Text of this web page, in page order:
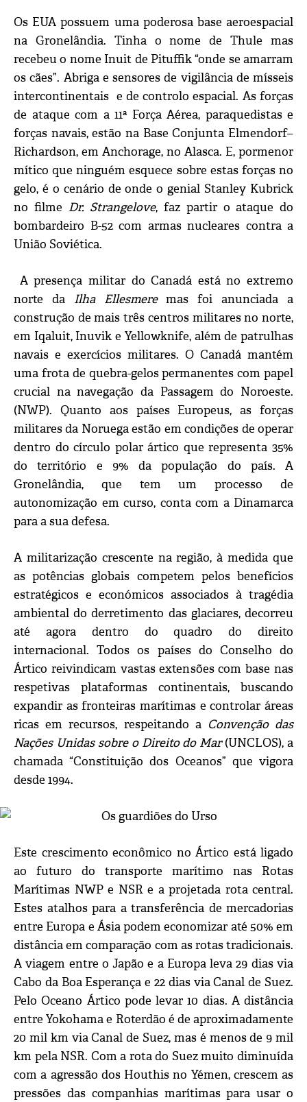
Os EUA possuem uma poderosa base aeroespacial
na Gronelândia. Tinha o nome de Thule mas
recebeu o nome Inuit de Pituffik “onde se amarram
os cães”. Abriga e sensores de vigilância de mísseis
intercontinentais e de controlo espacial. As forças
de ataque com a 11ª Força Aérea, paraquedistas e
forças navais, estão na Base Conjunta Elmendorf–
Richardson, em Anchorage, no Alasca. E, pormenor
mítico que ninguém esquece sobre estas forças no
gelo, é o cenário de onde o genial Stanley Kubrick
no filme Dr. Strangelove, faz partir o ataque do
bombardeiro B-52 com armas nucleares contra a
União Soviética.
A presença militar do Canadá está no extremo
norte da Ilha Ellesmeremas foi anunciada a
construção de mais três centros militares no norte,
em Iqaluit, Inuvik e Yellowknife, além de patrulhas
navais e exercícios militares. O Canadá mantém
uma frota de quebra-gelos permanentes com papel
crucial na navegação da Passagem do Noroeste.
(NWP). Quanto aos países Europeus, as forças
militares da Noruega estão em condições de operar
dentro do círculo polar ártico que representa 35%
do território e 9% da população do país. A
Gronelândia, que tem um processo de
autonomização em curso, conta com a Dinamarca
para a sua defesa.
A militarização crescente na região, à medida que
as potências globais competem pelos benefícios
estratégicos e económicos associados à tragédia
ambiental do derretimento das glaciares, decorreu
até agora dentro do quadro do direito
internacional. Todos os países do Conselho do
Ártico reivindicam vastas extensões com base nas
respetivas plataformas continentais, buscando
expandir as fronteiras marítimas e controlar áreas
ricas em recursos, respeitando a Convenção das
Nações Unidas sobre o Direito do Mar(UNCLOS), a
chamada “Constituição dos Oceanos” que vigora
desde 1994.
Este crescimento econômico no Ártico está ligado
ao futuro do transporte marítimo nas Rotas
Marítimas NWP e NSR e a projetada rota central.
Estes atalhos para a transferência de mercadorias
entre Europa e Ásia podem economizar até 50% em
distância em comparação com as rotas tradicionais.
A viagem entre o Japão e a Europa leva 29 dias via
Cabo da Boa Esperança e 22 dias via Canal de Suez.
Pelo Oceano Ártico pode levar 10 dias. A distância
entre Yokohama e Roterdão é de aproximadamente
20 mil km via Canal de Suez, mas é menos de 9 mil
km pela NSR. Com a rota do Suez muito diminuída
com a agressão dos Houthis no Yémen, crescem as
pressões das companhias marítimas para usar o